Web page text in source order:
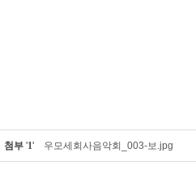
첨부 '1' 우모세회사음악회_003-보.jpg